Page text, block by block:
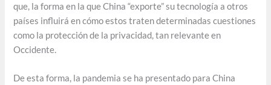
que, la forma en la que China “exporte” su tecnología a otros
países influirá en cómo estos traten determinadas cuestiones
como la protección de la privacidad, tan relevante en
Occidente.
De esta forma, la pandemia se ha presentado para China